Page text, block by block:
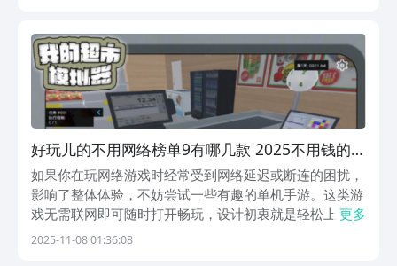
人...
好玩儿的不用网络榜单9有哪几款 2025不用钱的单
机手游分享before_1
如果你在玩网络游戏时经常受到网络延迟或断连的困扰，
影响了整体体验，不妨尝试一些有趣的单机手游。这类游
戏无需联网即可随时打开畅玩，设计初衷就是轻松上手、
即点即玩，完全不受环境限制，而且全部免费下载使用。
更多
2025-11-08 01:36:08